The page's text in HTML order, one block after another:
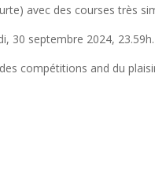
avec des courses très
30 septembre 2024, 23.59h.
compétitions and du